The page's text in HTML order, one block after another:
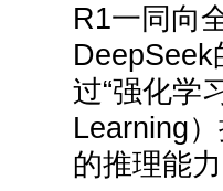
R1一同向
DeepSeek
过“强化学
Learning
的推理能